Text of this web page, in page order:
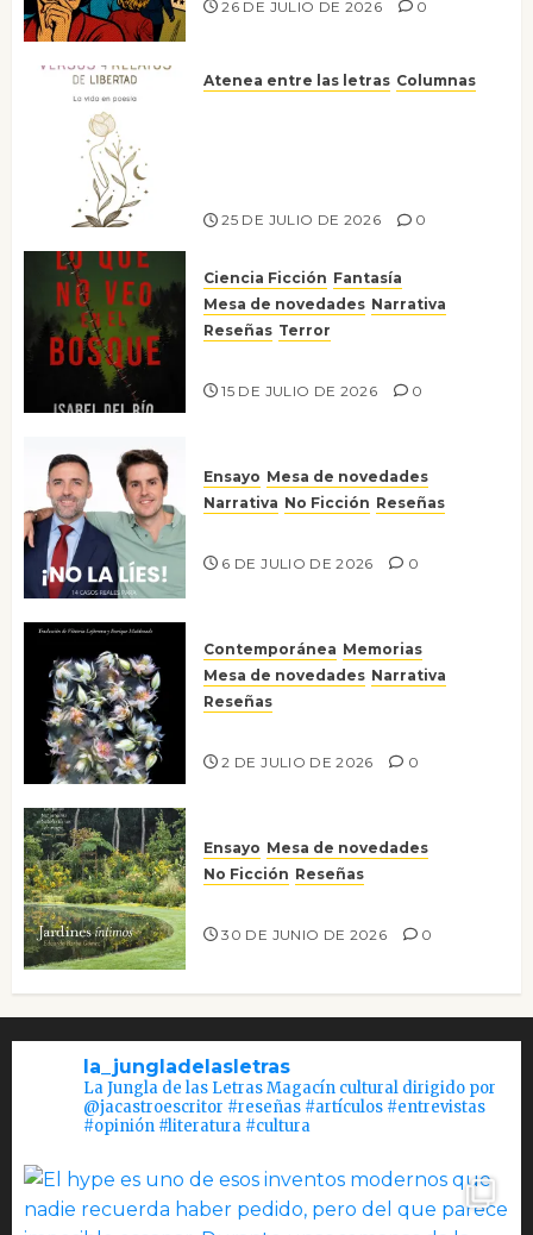
26 DE JULIO DE 2026 0
Atenea entre las letras Columnas
25 DE JULIO DE 2026 0
Ciencia Ficción Fantasía
Mesa de novedades Narrativa
Reseñas Terror
15 DE JULIO DE 2026 0
Ensayo Mesa de novedades
Narrativa No Ficción Reseñas
6 DE JULIO DE 2026 0
Contemporánea Memorias
Mesa de novedades Narrativa
Reseñas
2 DE JULIO DE 2026 0
Ensayo Mesa de novedades
No Ficción Reseñas
30 DE JUNIO DE 2026 0
la_jungladelasletras
La Jungla de las Letras Magacín cultural dirigido por
@jacastroescritor #reseñas #artículos #entrevistas
#opinión #literatura #cultura